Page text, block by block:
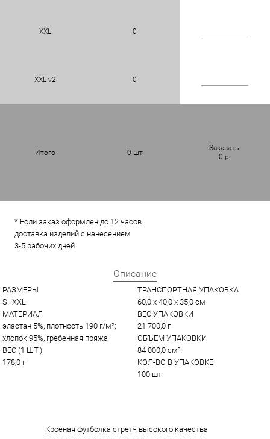
XXL 0
XXL v2 0
Итого 0 шт
Заказать
0 р.
* Если заказ оформлен до 12 часов
доставка изделий с нанесением
3-5 рабочих дней
Описание
РАЗМЕРЫ
S–XXL
МАТЕРИАЛ
эластан 5%, плотность 190 г/м²;
хлопок 95%, гребенная пряжа
ВЕС (1 ШТ.)
178,0 г
ТРАНСПОРТНАЯ УПАКОВКА
60,0 x 40,0 x 35,0 см
ВЕС УПАКОВКИ
21 700,0 г
ОБЪЕМ УПАКОВКИ
84 000,0 см³
КОЛ-ВО В УПАКОВКЕ
100 шт
Кроеная футболка стретч высокого качества